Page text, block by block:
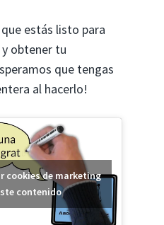
estás listo para
obtener tu
que tengas
al hacerlo!
cookies de marketing
contenido